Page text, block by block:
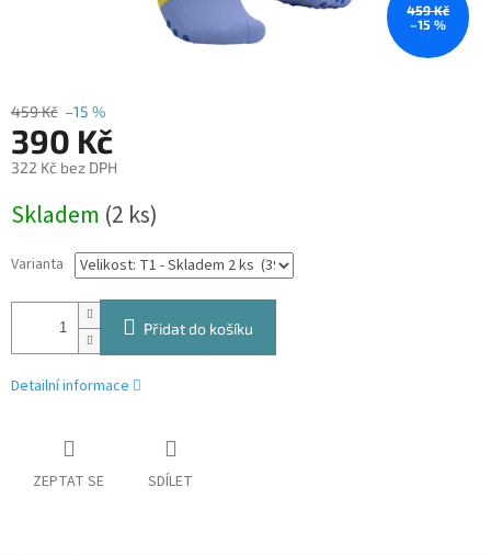
459 Kč
–15 %
459 Kč –15 %
390 Kč
322 Kč bez DPH
cena:
Skladem (2 ks)
Varianta
Přidat do košíku
Detailní informace
ZEPTAT SE SDÍLET